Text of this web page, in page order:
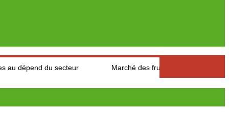
du secteur Marché des fruits est légumes : Les producteurs